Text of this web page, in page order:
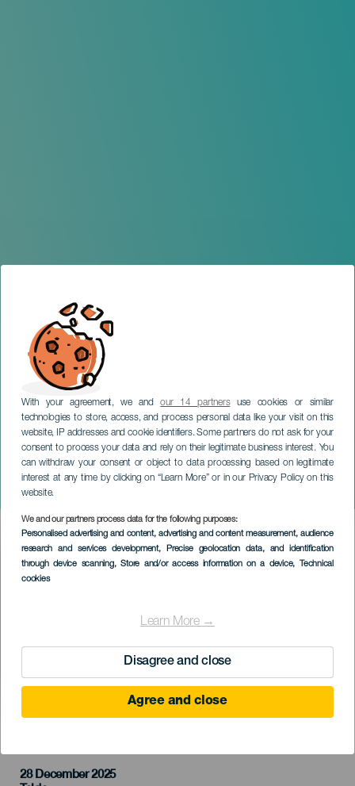
With your agreement, we andour 14 partnersuse cookies or similar
technologies to store, access, and process personal data like your visit on this
website, IP addresses and cookie identifiers. Some partners do not ask for your
consent to process your data and rely on their legitimate business interest. You
can withdraw your consent or object to data processing based on legitimate
interest at any time by clicking on “Learn More” or in our Privacy Policy on this
website.
We and our partners process data for the following purposes:
Personalised advertising and content, advertising and content measurement, audience
research and services development, Precise geolocation data, and identification
through device scanning, Store and/or access information on a device, Technical
cookies
Learn More →
Disagree and close
Agree and close
Свингстар с душой
ГРАН-КАНАРИЯ
Imagen
Listado
28 December 2025